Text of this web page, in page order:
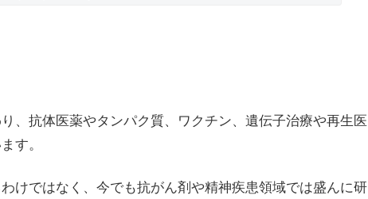
、抗体医薬やタンパク質、ワクチン、遺伝子治療や再生医
す。
けではなく、今でも抗がん剤や精神疾患領域では盛んに研